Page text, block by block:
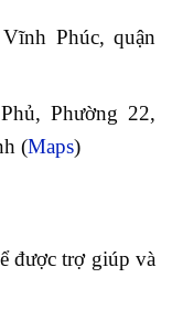
Phúc, quận
Phường 22,
(Maps)
được trợ giúp và